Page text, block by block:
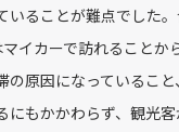
いることが難点でした
イカーで訪れることか
の原因になっているこ
にもかかわらず、観光